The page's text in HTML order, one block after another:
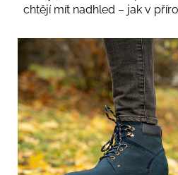
chtějí mít nadhled – jak v